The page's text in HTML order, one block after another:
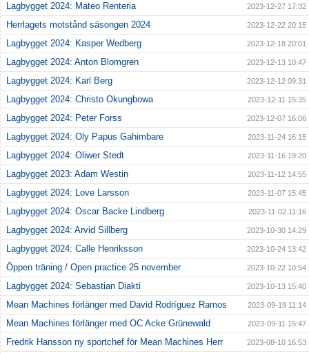
Lagbygget 2024: Mateo Renteria 2023-12-27 17:32
Herrlagets motstånd säsongen 2024 2023-12-22 20:15
Lagbygget 2024: Kasper Wedberg 2023-12-18 20:01
Lagbygget 2024: Anton Blomgren 2023-12-13 10:47
Lagbygget 2024: Karl Berg 2023-12-12 09:31
Lagbygget 2024: Christo Okungbowa 2023-12-11 15:35
Lagbygget 2024: Peter Forss 2023-12-07 16:06
Lagbygget 2024: Oly Papus Gahimbare 2023-11-24 16:15
Lagbygget 2024: Oliwer Stedt 2023-11-16 19:20
Lagbygget 2023: Adam Westin 2023-11-12 14:55
Lagbygget 2024: Love Larsson 2023-11-07 15:45
Lagbygget 2024: Oscar Backe Lindberg 2023-11-02 11:16
Lagbygget 2024: Arvid Sillberg 2023-10-30 14:29
Lagbygget 2024: Calle Henriksson 2023-10-24 13:42
Öppen träning / Open practice 25 november 2023-10-22 10:54
Lagbygget 2024: Sebastian Diakti 2023-10-13 15:40
Mean Machines förlänger med David Rodríguez Ramos 2023-09-19 11:14
Mean Machines förlänger med OC Acke Grünewald 2023-09-11 15:47
Fredrik Hansson ny sportchef för Mean Machines Herr 2023-08-10 16:53